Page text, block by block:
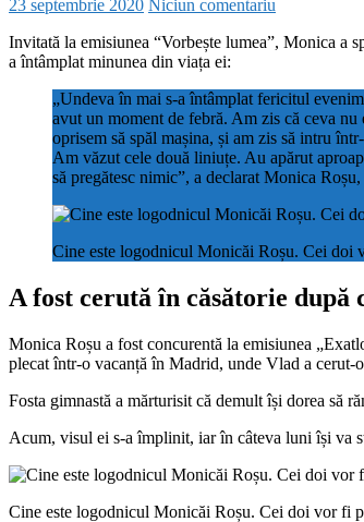
23 septembrie 2020 Niciun comentariu
Invitată la emisiunea “Vorbește lumea”, Monica a
a întâmplat minunea din viața ei:
„Undeva în mai s-a întâmplat fericitul
avut un moment de febră. Am zis că ceva
oprisem să spăl mașina, și am zis să intru
Am văzut cele două liniuțe. Au apărut
să pregătesc nimic”, a declarat Monica
Cine este logodnicul Monicăi Roșu. Cei doi
A fost cerută în căsătorie după
Monica Roșu a fost concurentă la emisiunea
plecat într-o vacanță în Madrid, unde Vlad a cerut-
Fosta gimnastă a mărturisit că demult își dorea să
Acum, visul ei s-a împlinit, iar în câteva luni își va
Cine este logodnicul Monicăi Roșu. Cei doi vor fi